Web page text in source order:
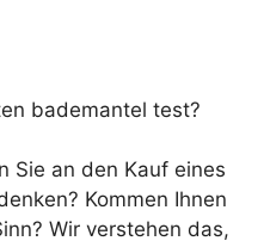
bademantel test?
Sie an den Kauf eines
Kommen Ihnen
Wir verstehen das,